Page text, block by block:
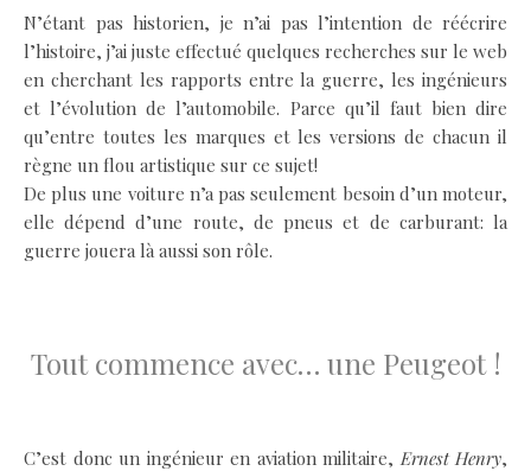
N’étant pas historien, je n’ai pas l’intention de réécrire
l’histoire, j’ai juste effectué quelques recherches sur le web
en cherchant les rapports entre la guerre, les ingénieurs
et l’évolution de l’automobile. Parce qu’il faut bien dire
qu’entre toutes les marques et les versions de chacun il
règne un flou artistique sur ce sujet!
De plus une voiture n’a pas seulement besoin d’un moteur,
elle dépend d’une route, de pneus et de carburant: la
guerre jouera là aussi son rôle.
Tout commence avec… une Peugeot !
C’est donc un ingénieur en aviation militaire,Ernest Henry,